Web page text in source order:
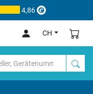
4,86
CH